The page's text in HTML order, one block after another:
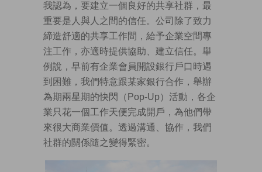
我認為，要建立一個良好的共享社群，最
重要是人與人之間的信任。公司除了致力
締造舒適的共享工作間，給予企業空間專
注工作，亦適時提供協助、建立信任。舉
例說，早前有企業會員開設銀行戶口時遇
到困難，我們特意跟某家銀行合作，舉辦
為期兩星期的快閃（Pop-Up）活動，各企
業只花一個工作天便完成開戶，為他們帶
來很大商業價值。透過溝通、協作，我們
社群的關係隨之變得緊密。